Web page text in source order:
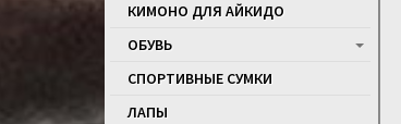
КИМОНО ДЛЯ АЙКИДО
ОБУВЬ
СПОРТИВНЫЕ СУМКИ
ЛАПЫ